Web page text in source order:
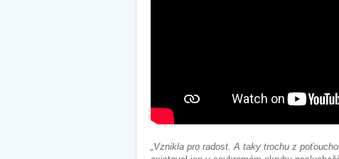
„Vznikla pro radost. A taky trochu z